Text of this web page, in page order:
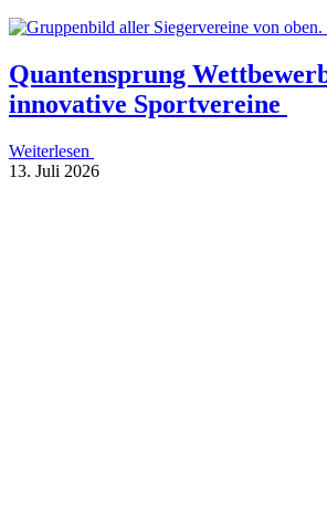
Quan­ten­sprung
inno­va­tive Sportvereine
Weiterlesen
13. Juli 2026